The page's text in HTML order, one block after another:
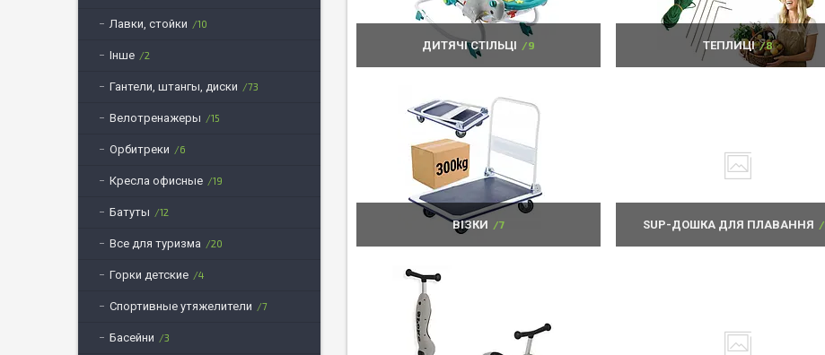
ДИТЯЧІ СТІЛЬЦІ 9 ТЕПЛИЦІ 8
ВІЗКИ 7 SUP-ДОШКА ДЛЯ ПЛАВАННЯ
Лавки, стойки 10
Інше 2
Гантели, штангы, диски 73
Велотренажеры 15
Орбитреки 6
Кресла офисные 19
Батуты 12
Все для туризма 20
Горки детские 4
Спортивные утяжелители 7
Басейни 3